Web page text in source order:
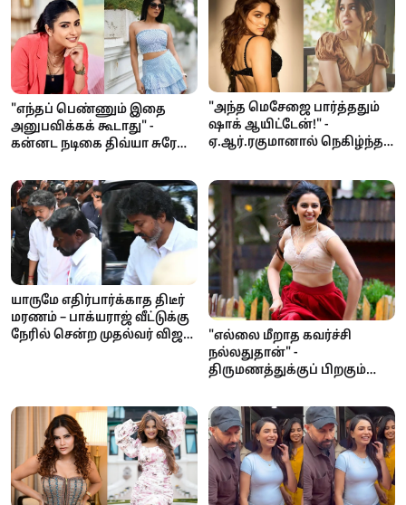
"எந்தப் பெண்ணும் இதை
அனுபவிக்கக் கூடாது" -
கன்னட நடிகை திவ்யா சுரேஷ்
தொல்லை; பெங்களூர்
போலீசுக்கு கேள்வி!
"அந்த மெசேஜை பார்த்ததும்
ஷாக் ஆயிட்டேன்!" -
ஏ.ஆர்.ரகுமானால் நெகிழ்ந்த
யாருமே எதிர்பார்க்காத திடீர்
மரணம் – பாக்யராஜ் வீட்டுக்கு
நேரில் சென்ற முதல்வர் விஜய்;
"எல்லை மீறாத கவர்ச்சி
நல்லதுதான்" -
திருமணத்துக்குப் பிறகும்
ரகுல் பிரீத் சிங் பேட்டி